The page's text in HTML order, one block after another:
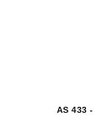
AS 433